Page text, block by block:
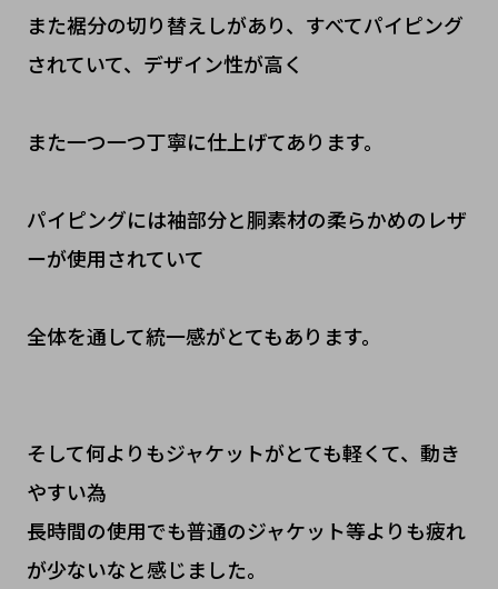
また裾分の切り替えしがあり、すべてパイピング
されていて、デザイン性が高く
また一つ一つ丁寧に仕上げてあります。
パイピングには袖部分と胴素材の柔らかめのレザ
ーが使用されていて
全体を通して統一感がとてもあります。
そして何よりもジャケットがとても軽くて、動き
やすい為
長時間の使用でも普通のジャケット等よりも疲れ
が少ないなと感じました。